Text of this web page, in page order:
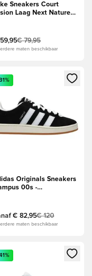
Sneakers Court
Laag Next Nature -
€ 79,95
maten beschikbaar
of je aan te melden als
een venster om in te
Originals Sneakers
00s -
€ 82,95€ 120
maten beschikbaar
of je aan te melden als
een venster om in te